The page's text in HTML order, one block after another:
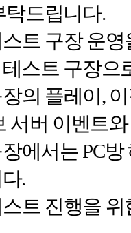
탁드립니다.
트 구장 운
스트 구장으
의 플레이,
서버 이벤트
에서는PC방
.
트 진행을